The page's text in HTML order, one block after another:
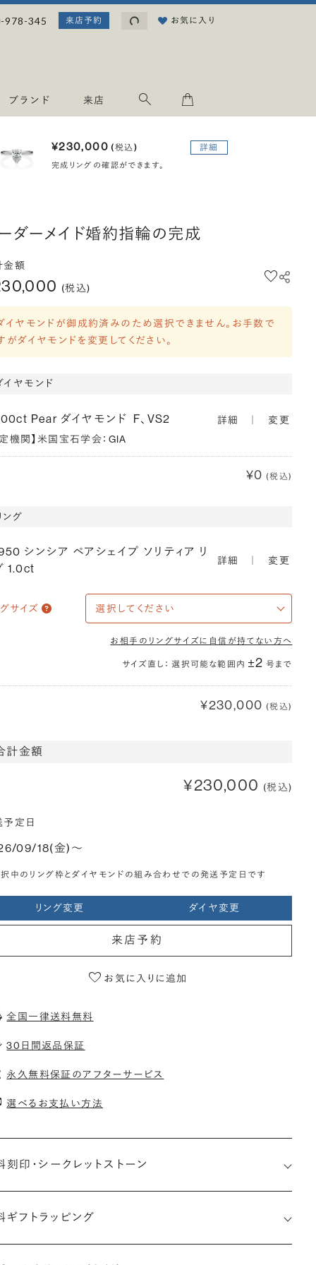
978-345 来店予約 読み込み中...お気に入り
ブランド 来店
¥230,000(税込) 詳細
完成リングの確認ができます。
ダーメイド婚約指輪の完成
金額
(税込)
イヤモンドが御成約済みのため選択できません。お手数で
がダイヤモンドを変更してください。
イヤモンド
Pear ダイヤモンド F、VS2
定機関】米国宝石学会：GIA
詳細 変更
¥0 (税込)
ング
シンシア ペアシェイプ ソリティア リ
1.0ct
詳細 変更
グサイズ
お相手のリングサイズに自信が持てない方へ
サイズ直し： 選択可能な範囲内 ±2 号まで
¥230,000 (税込)
計金額
¥230,000 (税込)
予定日
09/18(金)〜
中のリング枠とダイヤモンドの組み合わせでの発送予定日です
リング変更 ダイヤ変更
来店予約
お気に入りに追加
全国一律送料無料
30日間返品保証
永久無料保証のアフターサービス
選べるお支払い方法
刻印・ シークレットストーン
メッセージ：アルファベット6文字まで刻印可能
ギフトラッピング